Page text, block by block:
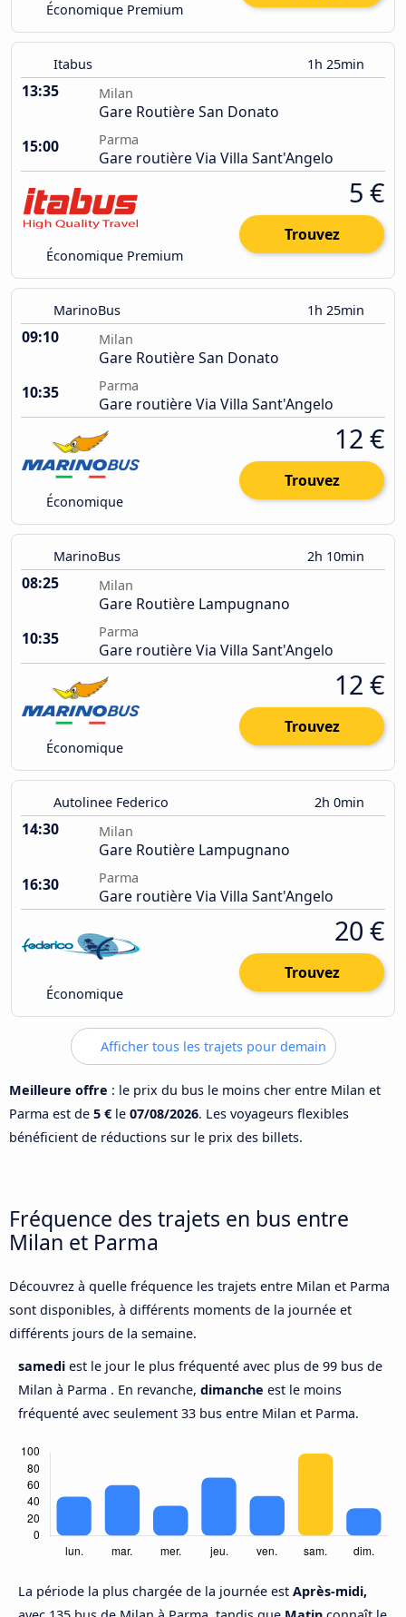
Économique Premium
Itabus 1h 25min
13:35 Milan
Gare Routière San Donato
15:00
Parma
Gare routière Via Villa Sant'Angelo
Économique Premium
5 €
Trouvez
MarinoBus 1h 25min
09:10 Milan
Gare Routière San Donato
10:35
Parma
Gare routière Via Villa Sant'Angelo
Économique
12 €
Trouvez
MarinoBus 2h 10min
08:25 Milan
Gare Routière Lampugnano
10:35
Parma
Gare routière Via Villa Sant'Angelo
Économique
12 €
Trouvez
Autolinee Federico 2h 0min
14:30 Milan
Gare Routière Lampugnano
16:30
Parma
Gare routière Via Villa Sant'Angelo
Économique
20 €
Trouvez
Afficher tous les trajets pour demain
Meilleure offre : le prix du bus le moins cher entre Milan et
Parma est de 5 € le 07/08/2026. Les voyageurs flexibles
bénéficient de réductions sur le prix des billets.
Fréquence des trajets en bus entre
Milan et Parma
Découvrez à quelle fréquence les trajets entre Milan et Parma
sont disponibles, à différents moments de la journée et
différents jours de la semaine.
samedi est le jour le plus fréquenté avec plus de 99 bus de
Milan à Parma . En revanche, dimanche est le moins
fréquenté avec seulement 33 bus entre Milan et Parma.
La période la plus chargée de la journée est Après-midi,